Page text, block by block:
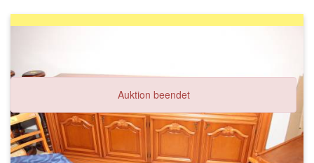
Auktion beendet